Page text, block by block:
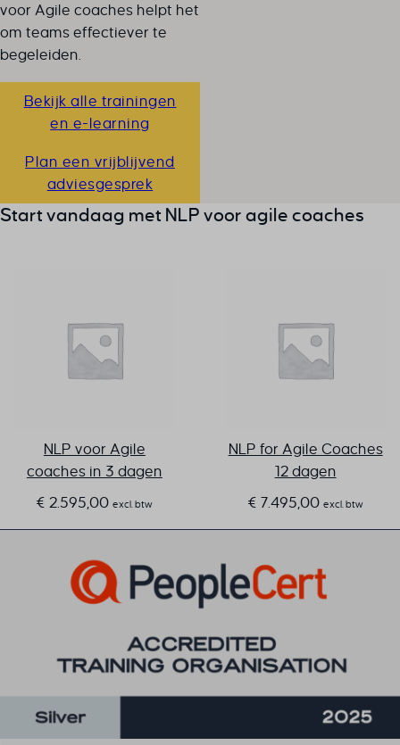
voor Agile coaches helpt het
om teams effectiever te
begeleiden.
Bekijk alle trainingen
en e-learning
Plan een vrijblijvend
adviesgesprek
Start vandaag met NLP voor agile coaches
NLP voor Agile
coaches in 3 dagen
€ 2.595,00 excl. btw
NLP for Agile Coaches
12 dagen
€ 7.495,00 excl. btw